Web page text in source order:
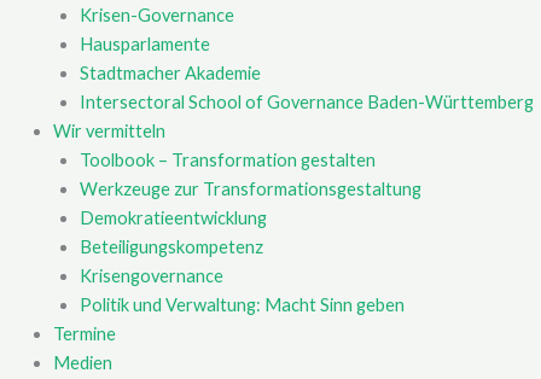
Krisen-Governance
Hausparlamente
Stadtmacher Akademie
Intersectoral School of Governance Baden-Württemberg
Wir vermitteln
Toolbook – Transformation gestalten
Werkzeuge zur Transformationsgestaltung
Demokratieentwicklung
Beteiligungskompetenz
Krisengovernance
Politik und Verwaltung: Macht Sinn geben
Termine
Medien